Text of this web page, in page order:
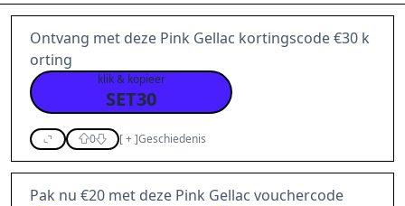
Ontvang met deze Pink Gellac kortingscode €30 k
orting
klik & kopieer
SET30
0 [+]Geschiedenis
Pak nu €20 met deze Pink Gellac vouchercode